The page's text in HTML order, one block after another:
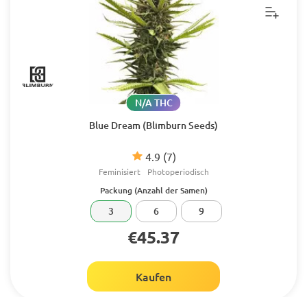
Blue Dream (Blimburn Seeds)
4.9 (7)
N/A THC
Feminisiert Photoperiodisch
Packung (Anzahl der Samen)
3 6 9
€45.37
Kaufen